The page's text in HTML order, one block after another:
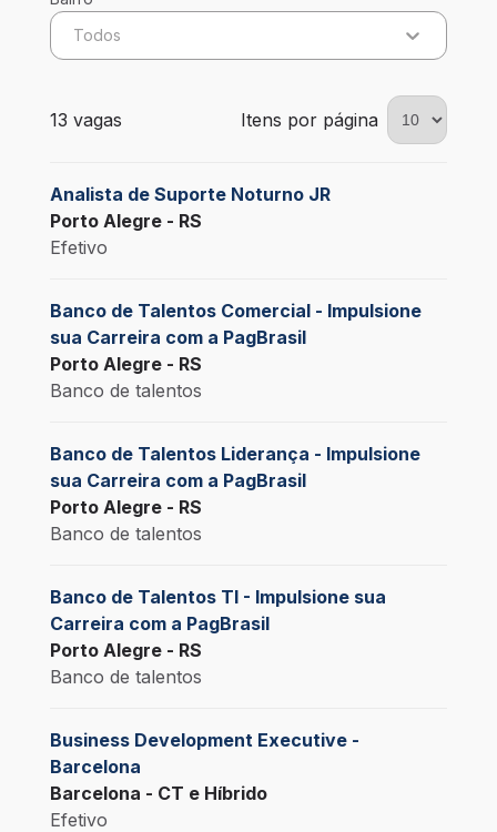
Todos
13 vagas encontradas para 0 filtros aplicados
13 vagas Itens por página
Analista de Suporte Noturno JR
Porto Alegre - RS
Efetivo
Banco de Talentos Comercial - Impulsione
sua Carreira com a PagBrasil
Porto Alegre - RS
Banco de talentos
Banco de Talentos Liderança - Impulsione
sua Carreira com a PagBrasil
Porto Alegre - RS
Banco de talentos
Banco de Talentos TI - Impulsione sua
Carreira com a PagBrasil
Porto Alegre - RS
Banco de talentos
Business Development Executive -
Barcelona
Barcelona - CT e Híbrido
Efetivo